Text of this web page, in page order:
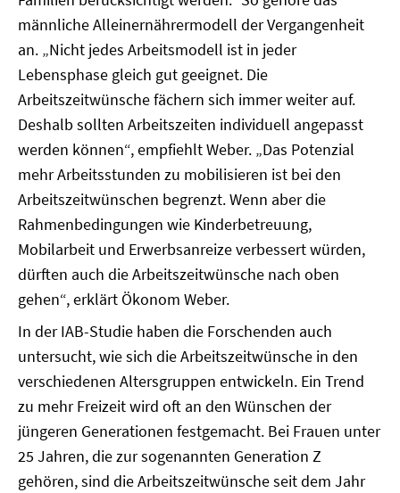
männliche Alleinernährermodell der Vergangenheit
an. „Nicht jedes Arbeitsmodell ist in jeder
Lebensphase gleich gut geeignet. Die
Arbeitszeitwünsche fächern sich immer weiter auf.
Deshalb sollten Arbeitszeiten individuell angepasst
werden können“, empfiehlt Weber. „Das Potenzial
mehr Arbeitsstunden zu mobilisieren ist bei den
Arbeitszeitwünschen begrenzt. Wenn aber die
Rahmenbedingungen wie Kinderbetreuung,
Mobilarbeit und Erwerbsanreize verbessert würden,
dürften auch die Arbeitszeitwünsche nach oben
gehen“, erklärt Ökonom Weber.
In der IAB-Studie haben die Forschenden auch
untersucht, wie sich die Arbeitszeitwünsche in den
verschiedenen Altersgruppen entwickeln. Ein Trend
zu mehr Freizeit wird oft an den Wünschen der
jüngeren Generationen festgemacht. Bei Frauen unter
25 Jahren, die zur sogenannten Generation Z
gehören, sind die Arbeitszeitwünsche seit dem Jahr